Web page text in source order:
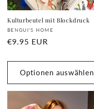
Kulturbeutel mit Blockdruck
Anbieter:
BENGUI'S HOME
Normaler
€9.95 EUR
Optionen auswählen